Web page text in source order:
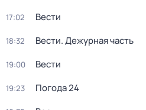
17:02 Вести
18:32 Вести. Дежурная часть
19:00 Вести
19:23 Погода 24